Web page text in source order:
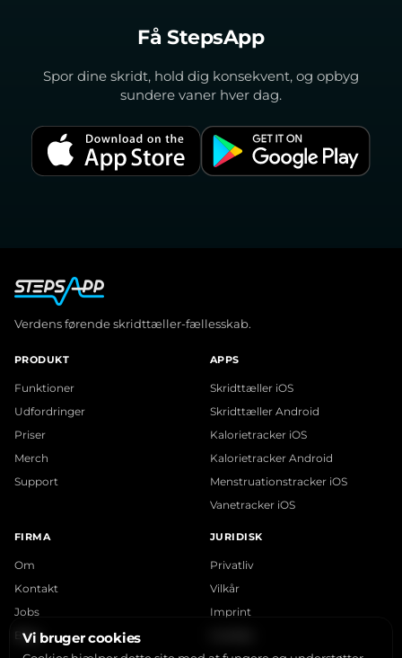
Få StepsApp
Spor dine skridt, hold dig konsekvent, og opbyg
sundere vaner hver dag.
Verdens førende skridttæller-fællesskab.
PRODUKT
Funktioner
Udfordringer
Priser
Merch
Support
APPS
Skridttæller iOS
Skridttæller Android
Kalorietracker iOS
Kalorietracker Android
Menstruationstracker iOS
Vanetracker iOS
FIRMA
Om
Kontakt
Jobs
Blog
JURIDISK
Privatliv
Vilkår
Imprint
Vi bruger cookies